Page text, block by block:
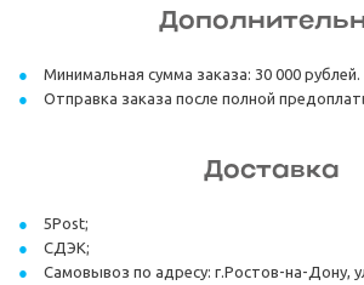
Минимальная сумма заказа: 30 000 рублей.
Отправка заказа после полной
Доставка
5Post;
СДЭК;
Самовывоз по адресу: г.Ростов-на-Дону,